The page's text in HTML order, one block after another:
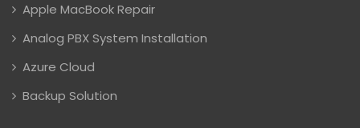
Apple MacBook Repair
Analog PBX System Installation
Azure Cloud
Backup Solution